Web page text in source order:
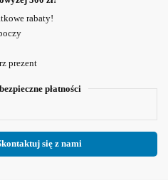
rabaty!
prezent
płatności
się z nami